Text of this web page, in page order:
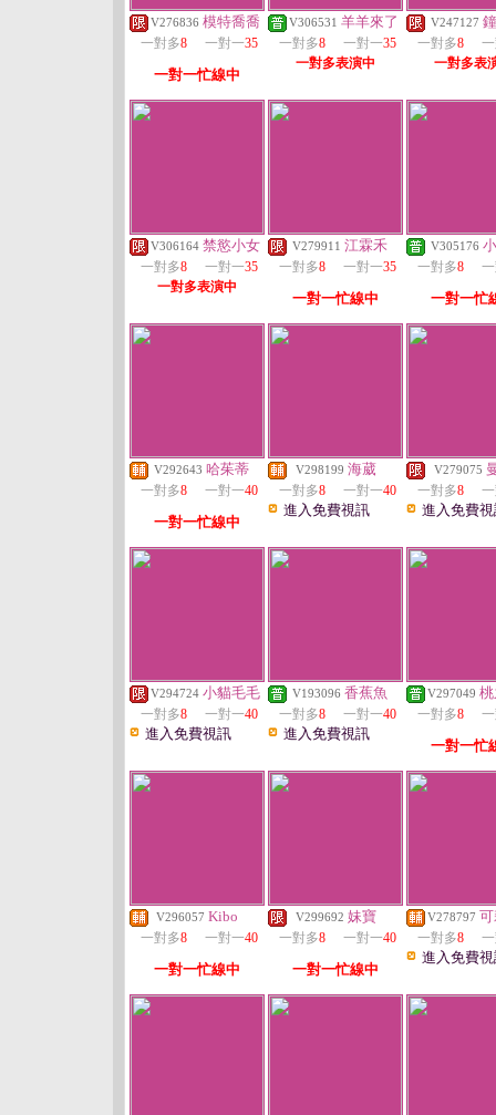
V276836 模特喬喬
一對多8 一對一35
一對一忙線中
V306531 羊羊來了
一對多8 一對一35
一對多表演中
V247127
一對多8
一對多表
V306164 禁慾小女
一對多8 一對一35
一對多表演中
V279911 江霖禾
一對多8 一對一35
一對一忙線中
V305176
一對多8
一對一忙
V292643 哈茱蒂
一對多8 一對一40
一對一忙線中
V298199 海葳
一對多8 一對一40
進入免費視訊
V279075
一對多8
進入免費
V294724 小貓毛毛
一對多8 一對一40
進入免費視訊
V193096 香蕉魚
一對多8 一對一40
進入免費視訊
V297049
一對多8
一對一忙
V296057 Kibo
一對多8 一對一40
一對一忙線中
V299692 妹寶
一對多8 一對一40
一對一忙線中
V278797
一對多8
進入免費